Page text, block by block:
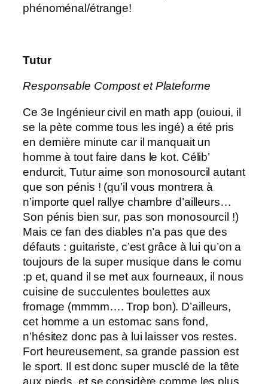
phénoménal/étrange!
Tutur
Responsable Compost et Plateforme
Ce 3e Ingénieur civil en math app (ouioui, il
se la pète comme tous les ingé) a été pris
en dernière minute car il manquait un
homme à tout faire dans le kot. Célib’
endurcit, Tutur aime son monosourcil autant
que son pénis ! (qu’il vous montrera à
n’importe quel rallye chambre d’ailleurs…
Son pénis bien sur, pas son monosourcil !)
Mais ce fan des diables n’a pas que des
défauts : guitariste, c’est grâce à lui qu’on a
toujours de la super musique dans le comu
:p et, quand il se met aux fourneaux, il nous
cuisine de succulentes boulettes aux
fromage (mmmm…. Trop bon). D’ailleurs,
cet homme a un estomac sans fond,
n’hésitez donc pas à lui laisser vos restes.
Fort heureusement, sa grande passion est
le sport. Il est donc super musclé de la tête
aux pieds, et se considère comme les plus